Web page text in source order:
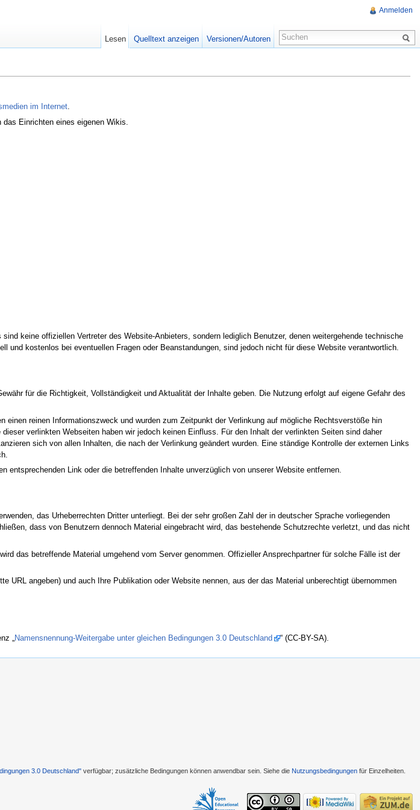
im Internet.
Einrichten eines eigenen Wikis.
keine offiziellen Vertreter des Website-Anbieters, sondern lediglich Benutzer, denen weitergehende technische
und kostenlos bei eventuellen Fragen oder Beanstandungen, sind jedoch nicht für diese Website verantwortlich.
für die Richtigkeit, Vollständigkeit und Aktualität der Inhalte geben. Die Nutzung erfolgt auf eigene Gefahr des
reinen Informationszweck und wurden zum Zeitpunkt der Verlinkung auf mögliche Rechtsverstöße hin
verlinkten Webseiten haben wir jedoch keinen Einfluss. Für den Inhalt der verlinkten Seiten sind daher
sich von allen Inhalten, die nach der Verlinkung geändert wurden. Eine ständige Kontrolle der externen Links
entsprechenden Link oder die betreffenden Inhalte unverzüglich von unserer Website entfernen.
das Urheberrechten Dritter unterliegt. Bei der sehr großen Zahl der in deutscher Sprache vorliegenden
dass von Benutzern dennoch Material eingebracht wird, das bestehende Schutzrechte verletzt, und das nicht
das betreffende Material umgehend vom Server genommen. Offizieller Ansprechpartner für solche Fälle ist der
URL angeben) und auch Ihre Publikation oder Website nennen, aus der das Material unberechtigt übernommen
„Namensnennung-Weitergabe unter gleichen Bedingungen 3.0 Deutschland “ (CC-BY-SA).
Anmelden
Lesen Quelltext anzeigen Versionen/Autoren
3.0 Deutschland" verfügbar; zusätzliche Bedingungen können anwendbar sein. Siehe die Nutzungsbedingungen für Einzelheiten.